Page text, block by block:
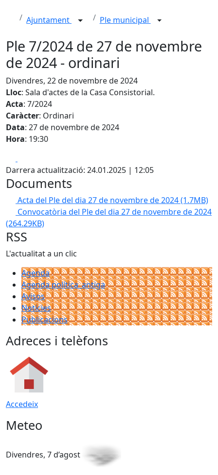
Ajuntament Ple municipal
Ple 7/2024 de 27 de novembre
de 2024 - ordinari
Divendres, 22 de novembre de 2024
Lloc: Sala d'actes de la Casa Consistorial.
Acta: 7/2024
Caràcter: Ordinari
Data: 27 de novembre de 2024
Hora: 19:30
Darrera actualització: 24.01.2025 | 12:05
Documents
Acta del Ple del dia 27 de novembre de 2024(1.7MB)
Convocatòria del Ple del dia 27 de novembre de 2024
(264.29KB)
RSS
L'actualitat a un clic
Agenda
Agenda política_antiga
Avisos
Notícies
Publicacions
Adreces i telèfons
Accedeix
Meteo
Divendres, 7 d’agost